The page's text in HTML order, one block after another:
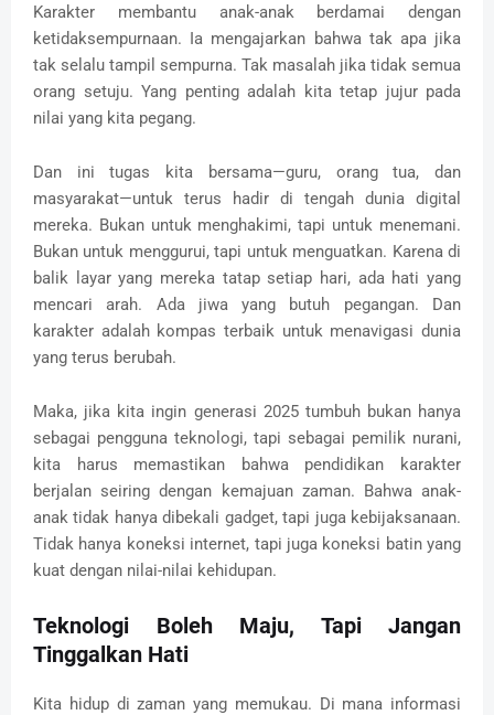
Karakter membantu anak-anak berdamai dengan
ketidaksempurnaan. Ia mengajarkan bahwa tak apa jika
tak selalu tampil sempurna. Tak masalah jika tidak semua
orang setuju. Yang penting adalah kita tetap jujur pada
nilai yang kita pegang.
Dan ini tugas kita bersama—guru, orang tua, dan
masyarakat—untuk terus hadir di tengah dunia digital
mereka. Bukan untuk menghakimi, tapi untuk menemani.
Bukan untuk menggurui, tapi untuk menguatkan. Karena di
balik layar yang mereka tatap setiap hari, ada hati yang
mencari arah. Ada jiwa yang butuh pegangan. Dan
karakter adalah kompas terbaik untuk menavigasi dunia
yang terus berubah.
Maka, jika kita ingin generasi 2025 tumbuh bukan hanya
sebagai pengguna teknologi, tapi sebagai pemilik nurani,
kita harus memastikan bahwa pendidikan karakter
berjalan seiring dengan kemajuan zaman. Bahwa anak-
anak tidak hanya dibekali gadget, tapi juga kebijaksanaan.
Tidak hanya koneksi internet, tapi juga koneksi batin yang
kuat dengan nilai-nilai kehidupan.
Teknologi Boleh Maju, Tapi Jangan
Tinggalkan Hati
Kita hidup di zaman yang memukau. Di mana informasi